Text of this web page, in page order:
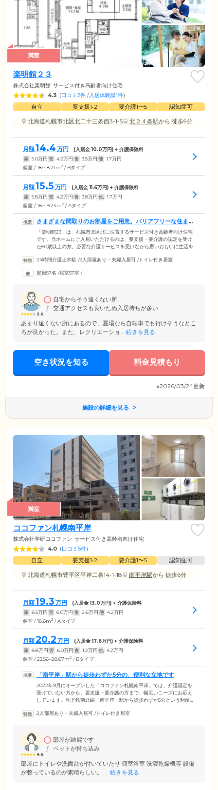
満室
楽明館２３
株式会社楽明館 サービス付き高齢者向け住宅
4.3 (口コミ2件 /入居体験談1件)
自立 要支援1•2 要介護1〜5
認知症可
北海道札幌市北区北二十三条西3-1-5
北２４条駅から 徒歩9分
月額14.4 万円 (入居金10.0万円) + 介護保険料
家 5.0万円 管 4.2万円 食 3.5万円 他 1.7万円
個室 / 18~18.21m2 / Bタイプ
月額15.5 万円 (入居金11.6万円) + 介護保険料
家 5.8万円 管 4.2万円 食 3.8万円 他 1.7万円
個室 / 18~19.24m2 / Aタイプ
さまざまな間取りのお部屋をご用意。バリアフリーな住まい
です
「楽明館23」は、札幌市北区北に位置するサービス付き高齢者向け住宅
です。当ホームにご入居いただけるのは、要支援・要介護の認定を受け
た60歳以上の方。必要な介護サービスを受けながら思いおもいに生活を
ご用意。おひとりで過ごしやすい1Rからキッチンや浴室完備の便利な
合わせてお好きなお部屋をお選びいただけます。さらに、建物内は完全
24時間介護士常駐 /2人部屋あり・夫婦入居可 /トイレ付き居室
定員57名 /居室57室 /
3.6
自宅からそう遠くない所
交通アクセスも良いため入居待ちが多い
あまり遠くない所にあるので、夏場なら自転車でも行けそうなとこ
ろが良かった。また、レクリエーショ... 続きを見る
空き状況を知る 料金見積もり
※2026/03/24更新
施設の詳細を見る
満室
ココファン札幌南平岸
株式会社学研ココファン サービス付き高齢者向け住宅
4.0 (口コミ5件)
自立 要支援1•2 要介護1〜5
認知症可
北海道札幌市豊平区平岸二条14-1-18
南平岸駅から 徒歩6分
月額19.3 万円 (入居金13.0万円) + 介護保険料
家 6.5万円 管 6.0万円 食 2.6万円 他 4.2万円
個室 / 18.6m2 / Aタイプ
月額20.2 万円 (入居金17.6万円) + 介護保険料
家 8.8万円 管 6.0万円 食 1.2万円 他 4.2万円
個室 / 23.56~28.67m2 / Bタイプ
「南平岸」駅から徒歩わずか5分の、便利な立地です
2022年9月にオープンした「ココファン札幌南平岸」では、介護認定を
受けていない方から、要支援・要介護の方まで、幅広いニーズにお応え
しています。地下鉄南北線「南平岸」駅から徒歩わずか5分という利便性
環境。ご家族様やご友人様もご来訪しやすい立地になっていますので、
があります。施設見学やご相談など、ぜひお気軽にお問い合わせくださ
い。
2人部屋あり・夫婦入居可 /トイレ付き居室
4.6
部屋が綺麗です
ベットが持ち込み
部屋にトイレや洗面台が付いていたり 個室浴室 洗濯乾燥機等 設備
が整っているのが素晴らしい。 ... 続きを見る